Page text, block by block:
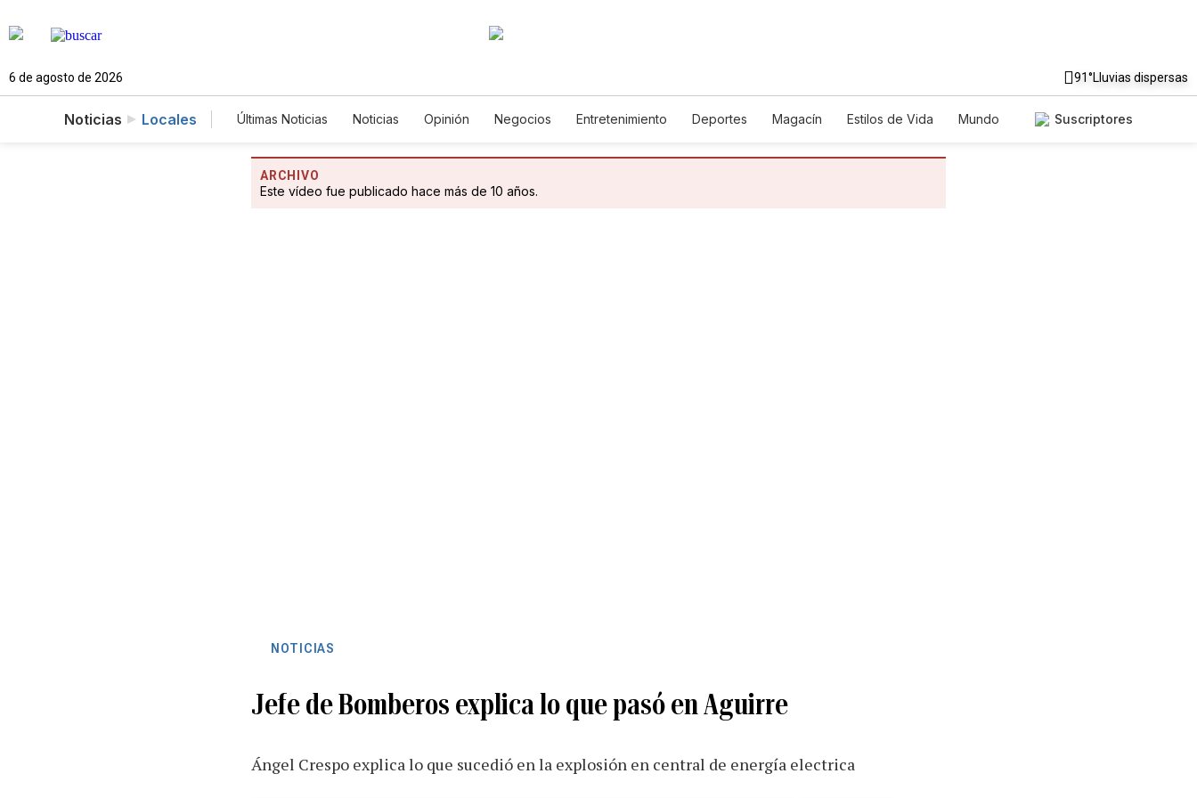
6 de agosto de 2026 91°Lluvias dispersas
Noticias Locales Últimas Noticias Noticias Opinión Negocios Entretenimiento Deportes Magacín Estilos de Vida
Mundo
Suscriptores
ARCHIVO
Este vídeo fue publicado hace más de 10 años.
NOTICIAS
Jefe de Bomberos explica lo que pasó en Aguirre
Ángel Crespo explica lo que sucedió en la explosión en central de energía electrica